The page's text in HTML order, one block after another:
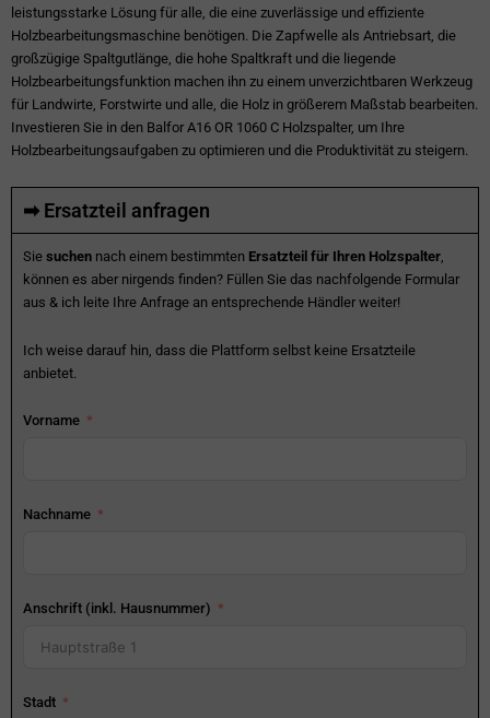
leistungsstarke Lösung für alle, die eine zuverlässige und effiziente
Holzbearbeitungsmaschine benötigen. Die Zapfwelle als Antriebsart, die
großzügige Spaltgutlänge, die hohe Spaltkraft und die liegende
Holzbearbeitungsfunktion machen ihn zu einem unverzichtbaren Werkzeug
für Landwirte, Forstwirte und alle, die Holz in größerem Maßstab bearbeiten.
Investieren Sie in den Balfor A16 OR 1060 C Holzspalter, um Ihre
Holzbearbeitungsaufgaben zu optimieren und die Produktivität zu steigern.
➡ Ersatzteil anfragen
Sie suchen nach einem bestimmten Ersatzteil für Ihren Holzspalter
können es aber nirgends finden? Füllen Sie das nachfolgende Formular
aus & ich leite Ihre Anfrage an entsprechende Händler weiter!
Ich weise darauf hin, dass die Plattform selbst keine Ersatzteile
anbietet.
Vorname
Nachname
Anschrift (inkl. Hausnummer)
Stadt